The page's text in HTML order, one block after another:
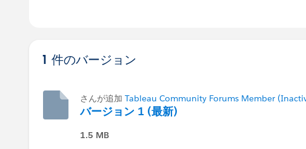
1 件のバージョン
さんが追加 Tableau Community Forums Member
バージョン 1 (最新)
1.5 MB